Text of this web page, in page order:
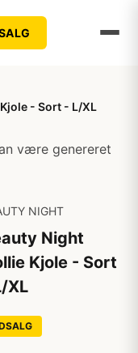
- Sort - L/XL
være genereret
NIGHT
Night
Kjole - Sort
XL